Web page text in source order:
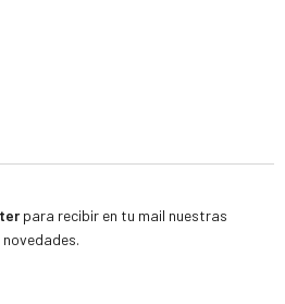
para recibir en tu mail nuestras
novedades.